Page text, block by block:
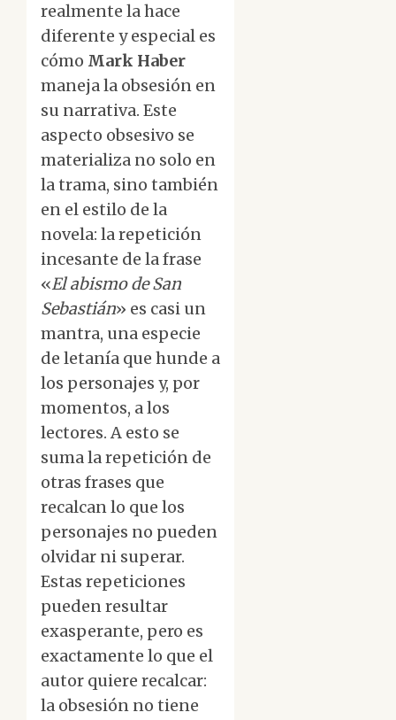
realmente la hace
diferente y especial es
cómo Mark Haber
maneja la obsesión en
su narrativa. Este
aspecto obsesivo se
materializa no solo en
la trama, sino también
en el estilo de la
novela: la repetición
incesante de la frase
«El abismo de San
Sebastián» es casi un
mantra, una especie
de letanía que hunde a
los personajes y, por
momentos, a los
lectores. A esto se
suma la repetición de
otras frases que
recalcan lo que los
personajes no pueden
olvidar ni superar.
Estas repeticiones
pueden resultar
exasperante, pero es
exactamente lo que el
autor quiere recalcar:
la obsesión no tiene